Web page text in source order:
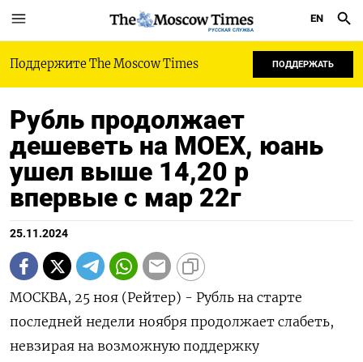
РУССКАЯ СЛУЖБА
EN
Поддержите The Moscow Times ПОДДЕРЖАТЬ
Рубль продолжает
дешеветь на MOEX, юань
ушел выше 14,20 р
впервые с мар 22г
25.11.2024
МОСКВА, 25 ноя (Рейтер) - Рубль на старте
последней недели ноября продолжает слабеть,
невзирая на возможную поддержку